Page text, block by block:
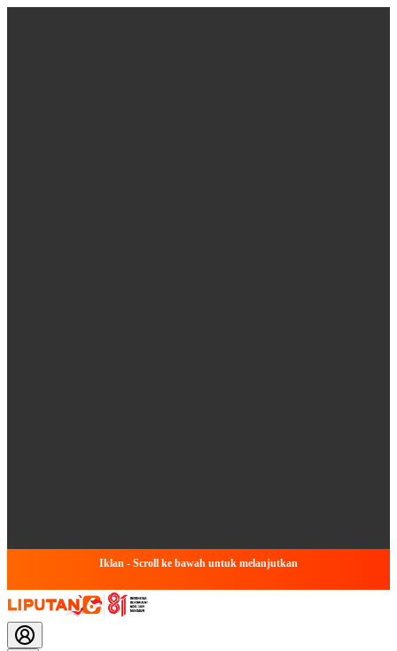
Iklan - Scroll ke bawah untuk melanjutkan